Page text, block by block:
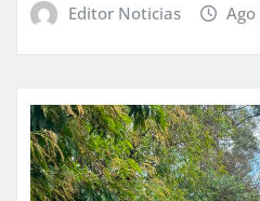
Editor Noticias